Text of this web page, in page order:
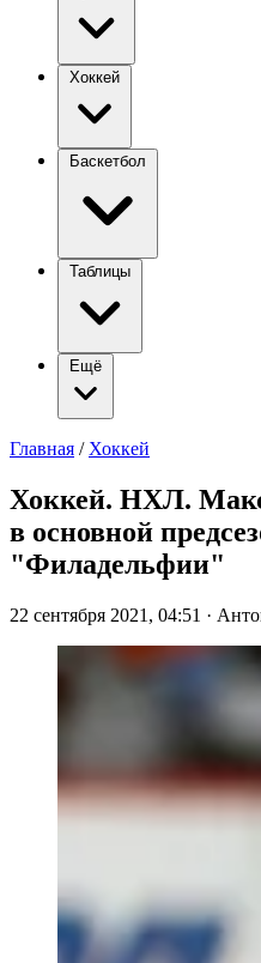
Хоккей
Баскетбол
Таблицы
Ещё
Главная / Хоккей
Хоккей. НХЛ.
в основной
"Филадельфии"
22 сентября 2021, 04:51 ·